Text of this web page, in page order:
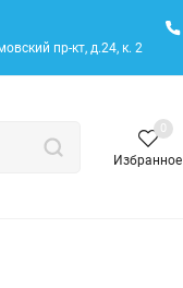
пр-кт, д.24, к. 2
Избранное
0